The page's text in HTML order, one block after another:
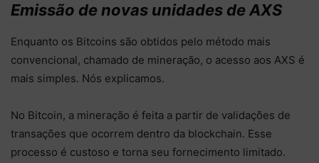
Emissão de novas unidades de AXS
Enquanto os Bitcoins são obtidos pelo método mais
convencional, chamado de mineração, o acesso aos AXS é
mais simples. Nós explicamos.
No Bitcoin, a mineração é feita a partir de validações de
transações que ocorrem dentro da blockchain. Esse
processo é custoso e torna seu fornecimento limitado.